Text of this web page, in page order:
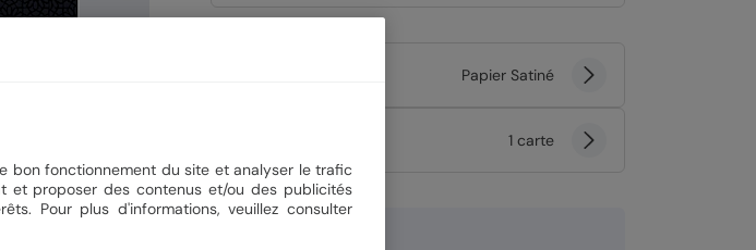
Papier Satiné
1 carte
bon fonctionnement du site et analyser le trafic
et proposer des contenus et/ou des publicités
Pour plus d'informations, veuillez consulter